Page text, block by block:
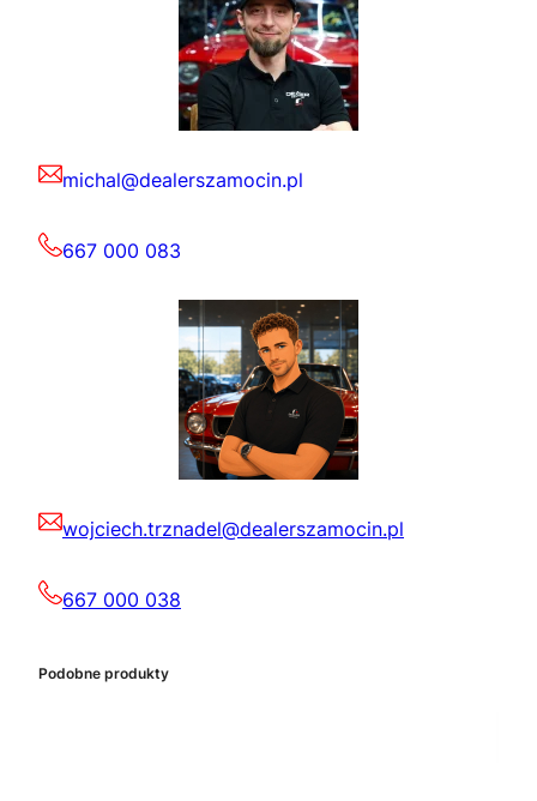
michal@dealerszamocin.pl
667 000 083
wojciech.trznadel@dealerszamocin.pl
667 000 038
Podobne produkty